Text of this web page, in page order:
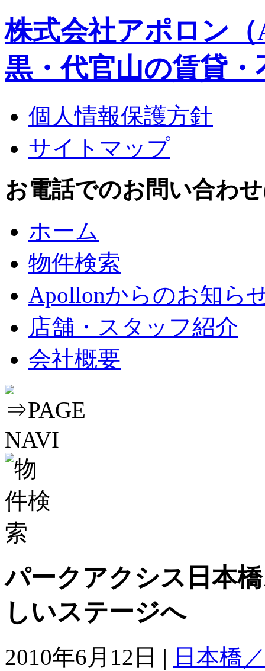
株式会社アポロン
黒・代官山の賃貸・
個人情報保護方針
サイトマップ
お電話でのお問い合わ
ホーム
物件検索
Apollonからのお知ら
店舗・スタッフ紹介
会社概要
パークアクシス日本
しいステージへ
2010年6月12日 | 日本橋